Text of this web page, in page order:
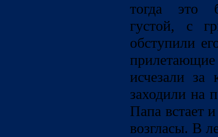
тогда это
густой, с
обступили
исчезали
заходили на
Папа встает
возгласы. В